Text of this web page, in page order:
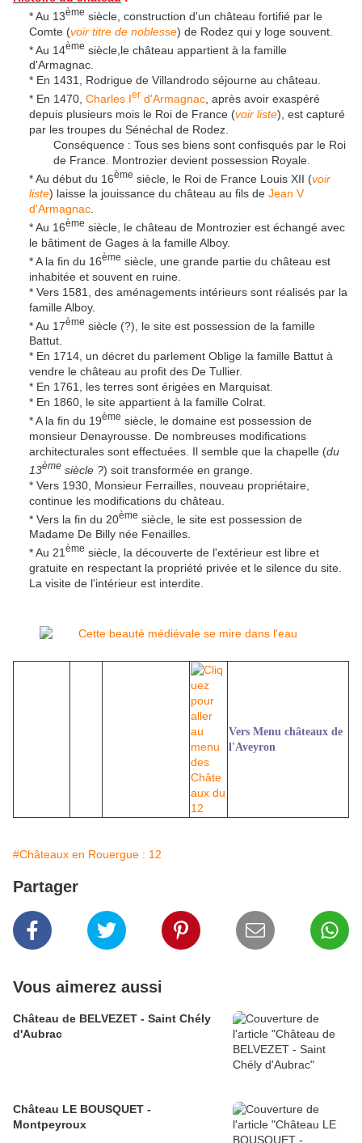
* Au 13ème siècle, construction d'un château fortifié par le
Comte (voir titre de noblesse) de Rodez qui y loge souvent.
* Au 14ème siècle,le château appartient à la famille
d'Armagnac.
* En 1431, Rodrigue de Villandrodo séjourne au château.
* En 1470, Charles Ier d'Armagnac , après avoir exaspéré
depuis plusieurs mois le Roi de France (voir liste), est capturé
par les troupes du Sénéchal de Rodez.
Conséquence : Tous ses biens sont confisqués par le Roi
de France. Montrozier devient possession Royale.
* Au début du 16ème siècle, le Roi de France Louis XII (voir
liste) laisse la jouissance du château au fils de Jean V
d'Armagnac.
* Au 16ème siècle, le château de Montrozier est échangé avec
le bâtiment de Gages à la famille Alboy.
* A la fin du 16ème siècle, une grande partie du château est
inhabitée et souvent en ruine.
* Vers 1581, des aménagements intérieurs sont réalisés par la
famille Alboy.
* Au 17ème siècle (?), le site est possession de la famille
Battut.
* En 1714, un décret du parlement Oblige la famille Battut à
vendre le château au profit des De Tullier.
* En 1761, les terres sont érigées en Marquisat.
* En 1860, le site appartient à la famille Colrat.
* A la fin du 19ème siècle, le domaine est possession de
monsieur Denayrousse. De nombreuses modifications
architecturales sont effectuées. Il semble que la chapelle (du
13ème siècle ?) soit transformée en grange.
* Vers 1930, Monsieur Ferrailles, nouveau propriétaire,
continue les modifications du château.
* Vers la fin du 20ème siècle, le site est possession de
Madame De Billy née Fenailles.
* Au 21 ème siècle, la découverte de l'extérieur est libre et
gratuite en respectant la propriété privée et le silence du site.
La visite de l'intérieur est interdite.
Vers Menu châteaux de
l'Aveyron
#Châteaux en Rouergue : 12
Partager
Vous aimerez aussi
Château de BELVEZET - Saint Chély
d'Aubrac
Château LE BOUSQUET -
Montpeyroux